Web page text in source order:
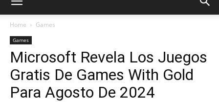
de
Botin
Home Games
Games
Microsoft Revela Los Juegos
Gratis De Games With Gold
Para Agosto De 2024